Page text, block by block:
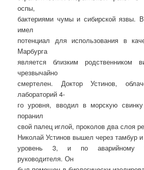
оспы,
бактериями чумы и сибирской язвы.
имел
потенциал для использования в
Марбурга
является близким
чрезвычайно
смертелен. Доктор Устинов,
лабораторий 4-
го уровня, вводил в морскую
поранил
свой палец иглой, проколов два слоя
Николай Устинов вышел через тамбур
уровень 3, и по аварийному
руководителя. Он